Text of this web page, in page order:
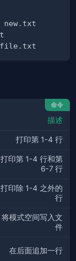
命令
描述
打印第 1-4 行
打印第 1-4 行和第
6-7 行
打印除 1-4 之外的
行
将模式空间写入文
件
在后面追加一行